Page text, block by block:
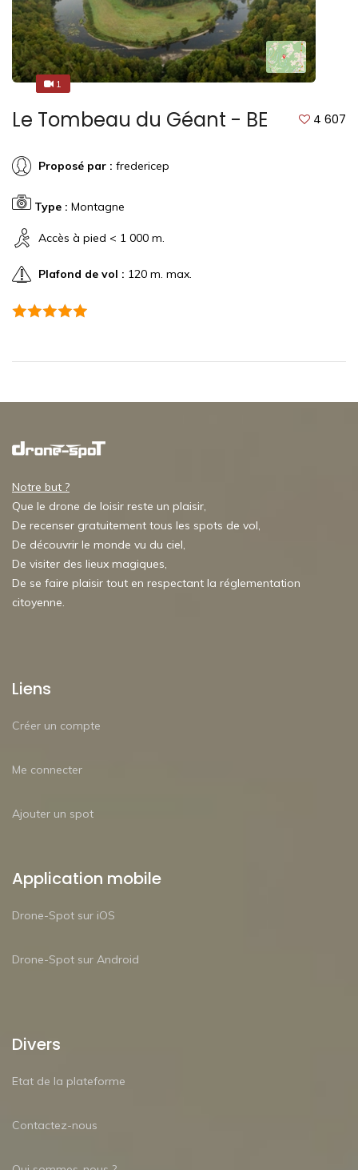
1
1
Le Tombeau du Géant - BE 4 607
Proposé par : fredericep
Type : Montagne
Accès à pied < 1 000 m.
Plafond de vol : 120 m. max.
Notre but ?
Que le drone de loisir reste un plaisir,
De recenser gratuitement tous les spots de vol,
De découvrir le monde vu du ciel,
De visiter des lieux magiques,
De se faire plaisir tout en respectant la réglementation
citoyenne.
Liens
Créer un compte
Me connecter
Ajouter un spot
Application mobile
Drone-Spot sur iOS
Drone-Spot sur Android
Divers
Etat de la plateforme
Contactez-nous